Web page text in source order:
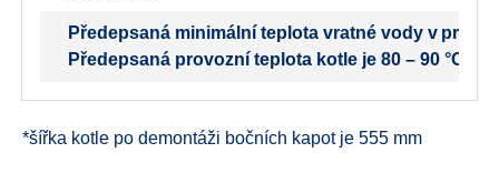
Předepsaná minimální teplota vratné vody v
Předepsaná provozní teplota kotle je 80 – 90 °C.
*šířka kotle po demontáži bočních kapot je 555 mm